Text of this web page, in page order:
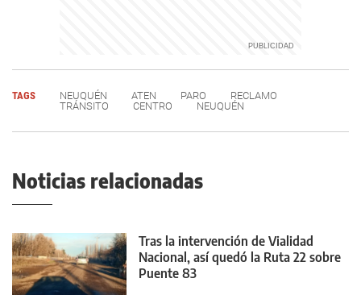
TAGS NEUQUÉN ATEN PARO
RECLAMO
TRÁNSITO
CENTRO NEUQUÉN
Noticias relacionadas
Tras la intervención de Vialidad
Nacional, así quedó la Ruta 22 sobre
Puente 83